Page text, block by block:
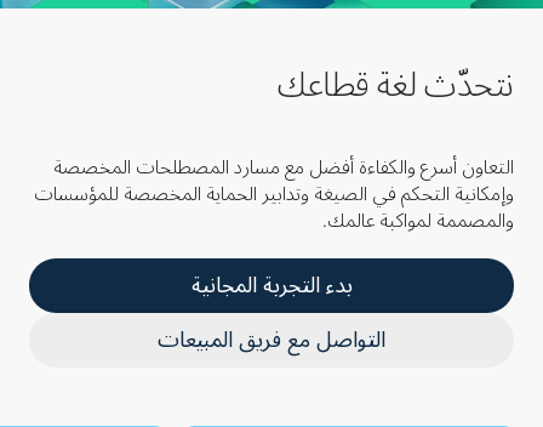
نتحدّث لغة قطاعك
التعاون أسرع والكفاءة أفضل مع مسارد المصطلحات المخصصة
وإمكانية التحكم في الصيغة وتدابير الحماية المخصصة للمؤسسات
والمصممة لمواكبة عالمك.
بدء التجربة المجانية
التواصل مع فريق المبيعات